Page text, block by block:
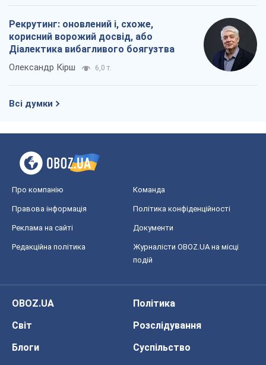
Рекрутинг: оновлений і, схоже,
корисний ворожий досвід, або
Діалектика вибагливого боягузтва
Олександр Кірш 6,0 т.
Всі думки
Про компанію Команда
Правова інформація Політика конфіденційності
Реклама на сайті Документи
Редакційна політика
Журналісти OBOZ.UA на місці
подій
OBOZ.UA
Політика
Світ
Розслідування
Блоги
Суспільство